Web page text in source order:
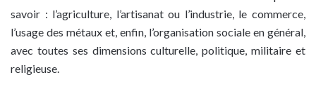
savoir : l’agriculture, l’artisanat ou l’industrie, le commerce,
l’usage des métaux et, enfin, l’organisation sociale en général,
avec toutes ses dimensions culturelle, politique, militaire et
religieuse.